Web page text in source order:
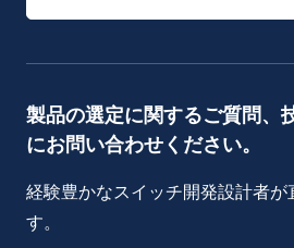
製品の選定に関するご質問、
にお問い合わせください。
経験豊かなスイッチ開発設計者が
す。